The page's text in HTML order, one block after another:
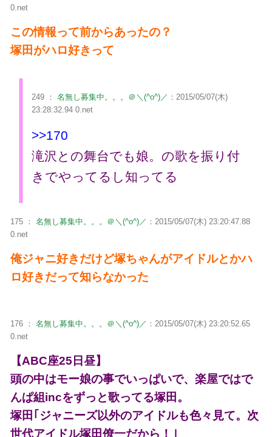
0.net
この情報って前からあったの？
塚田がハロ好きって
249 ： 名無し募集中。。。＠＼(^o^)／ ：2015/05/07(木)
23:28:32.94 0.net
>>170
滝沢との舞台でも娘。の歌を振り付
きでやってるし知ってる
175 ： 名無し募集中。。。＠＼(^o^)／ ：2015/05/07(木) 23:20:47.88
0.net
俺ジャニ好きだけど塚ちゃんがアイドルとかハ
ロ好きだって知らなかった
176 ： 名無し募集中。。。＠＼(^o^)／ ：2015/05/07(木) 23:20:52.65
0.net
【ABC座25日昼】
頭の中はモー娘の事でいっぱいで、楽屋ではで
んぱ組incをずっと歌ってる塚田。
塚田｢ジャニーズ以外のアイドルも色々見て。次
世代アイドル塚田僚一だから！｣